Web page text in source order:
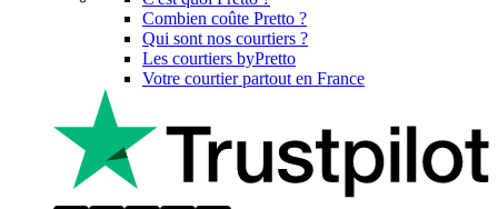
Combien coûte Pretto ?
Qui sont nos courtiers ?
Les courtiers byPretto
Votre courtier partout en France